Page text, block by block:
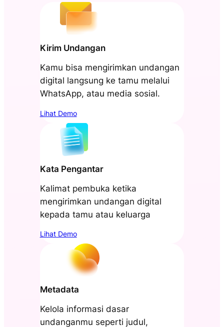
Kirim Undangan
Kamu bisa mengirimkan undangan
digital langsung ke tamu melalui
WhatsApp, atau media sosial.
Lihat Demo
Kata Pengantar
Kalimat pembuka ketika
mengirimkan undangan digital
kepada tamu atau keluarga
Lihat Demo
Metadata
Kelola informasi dasar
undanganmu seperti judul,